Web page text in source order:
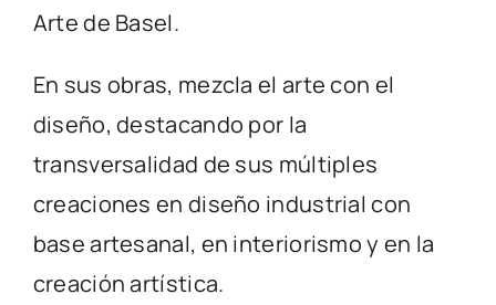
Arte de Basel.
En sus obras, mezcla el arte con el
diseño, destacando por la
transversalidad de sus múltiples
creaciones en diseño industrial con
base artesanal, en interiorismo y en la
creación artística.